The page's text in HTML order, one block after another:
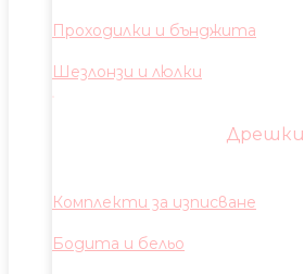
Проходилки и бънджита
Шезлонзи и люлки
Дрешки
Комплекти за изписване
Бодита и бельо